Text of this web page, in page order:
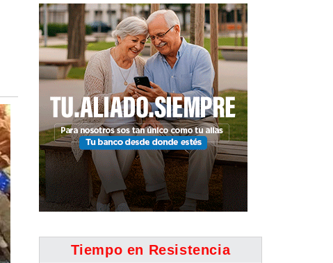
Tiempo en Resistencia